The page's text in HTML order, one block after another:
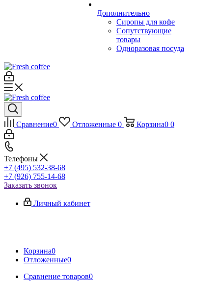
Дополнительно
Сиропы для кофе
Сопутствующие
товары
Одноразовая посуда
Сравнение0 Отложенные 0 Корзина0 0
Телефоны
+7 (495) 532-38-68
+7 (926) 755-14-68
Заказать звонок
Личный кабинет
Корзина0
Отложенные0
Сравнение товаров0